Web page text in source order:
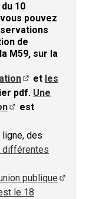
10
pouvez
de
M59, sur la
(S'ouvre dans
et les
pdf. Une
est
des
différentes
un nouvel onglet)
publique
le 18